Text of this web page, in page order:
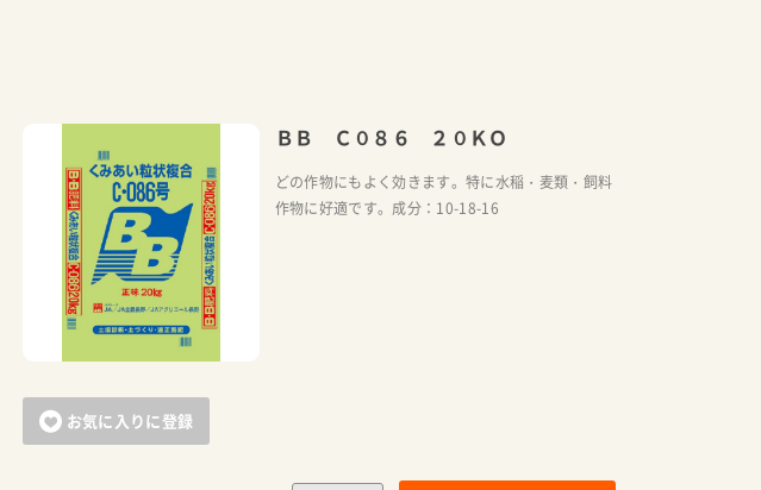
お気に入りに登録
ＢＢ Ｃ０８６ ２０ＫＯ
どの作物にもよく効きます。特に水稲・麦類・飼料
作物に好適です。成分：10-18-16